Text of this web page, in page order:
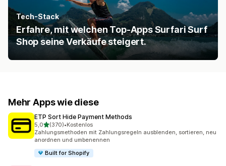
Tech-Stack
Erfahre, mit welchen Top-Apps Surfari Surf
Shop seine Verkäufe steigert.
Mehr Apps wie diese
ETP Sort Hide Payment Methods
5,0von 5 Sternen
(370)
370 Rezensionen insgesamt
•Kostenlos
Zahlungsmethoden mit Zahlungsregeln ausblenden, sortieren, neu
anordnen und umbenennen
Built for Shopify